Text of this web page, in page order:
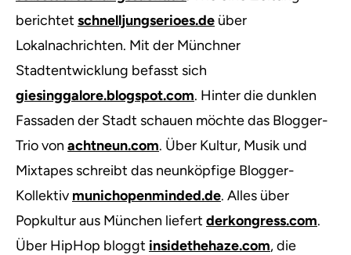
berichtet schnelljungserioes.de über
Lokalnachrichten. Mit der Münchner
Stadtentwicklung befasst sich
giesinggalore.blogspot.com. Hinter die dunklen
Fassaden der Stadt schauen möchte das Blogger-
Trio von achtneun.com. Über Kultur, Musik und
Mixtapes schreibt das neunköpfige Blogger-
Kollektiv munichopenminded.de. Alles über
Popkultur aus München liefert derkongress.com.
Über HipHop bloggt insidethehaze.com, die